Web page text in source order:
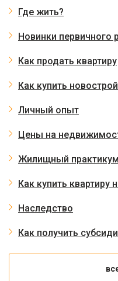
Где жить?
Новинки первичного
Как продать квартиру
Как купить
Личный опыт
Цены на
Жилищный практикум
Как купить квартиру
Наследство
Как получить